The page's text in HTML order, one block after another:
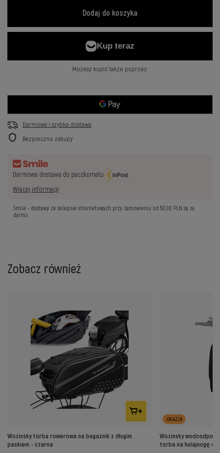
Dodaj do koszyka
Możesz kupić także poprzez:
Darmowa i szybka dostawa
Bezpieczne zakupy
Darmowa dostawa do paczkomatu
Więcej informacji
Smile - dostawy ze sklepów internetowych przy zamówieniu od50,00 PLN są za
darmo.
Zobacz również
Wozinsky torba rowerowa na bagażnik z długim
paskiem - czarna
OKAZJA
Wozinsky
torba na hulajnogę 4l